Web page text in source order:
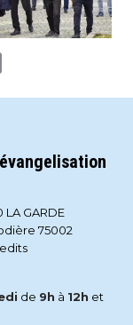
LA GARDE
75002
de 9h à 12h et